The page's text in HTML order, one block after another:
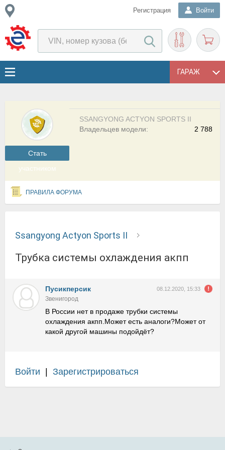
Регистрация Войти
ГАРАЖ
Cтать
участником
SSANGYONG ACTYON SPORTS II
2 788
Владельцев модели:
ПРАВИЛА ФОРУМА
Ssangyong Actyon Sports II
трубка системы охлаждения акпп
Пусикперсик 08.12.2020, 15:33
Звенигород
В России нет в продаже трубки системы
охлаждения акпп.Может есть аналоги?Может от
какой другой машины подойдёт?
Войти Зарегистрироваться